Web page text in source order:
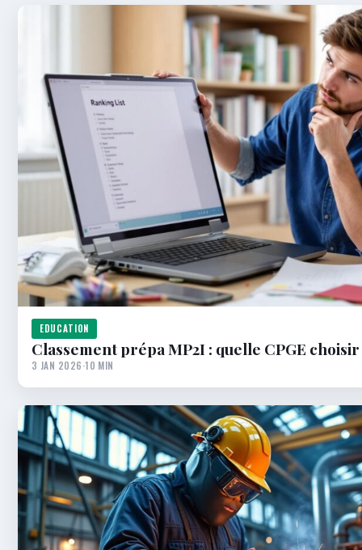
EDUCATION
Classement prépa MP2I : quelle CPGE choisir
3 JAN 2026·10 MIN